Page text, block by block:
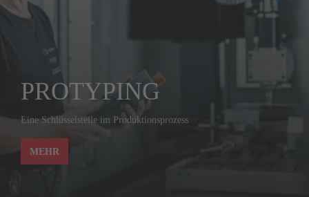
PROTYPING
Eine Schlüsselstelle im Produktionsprozess
MEHR